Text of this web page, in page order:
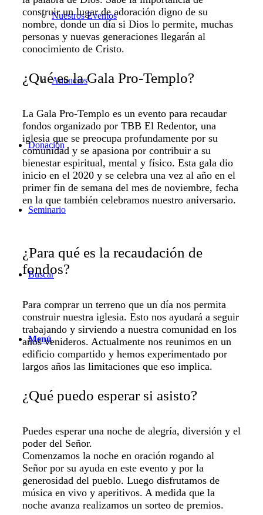
Nuestros Eventos
Anuncios
Donación
Seminario
Buscar
Menú
construir un lugar de adoración digno de su
nombre, donde un día si Dios lo permite, muchas
personas y nuevas generaciones llegarán al
conocimiento de Cristo.
¿Qué es la Gala Pro-Templo?
La Gala Pro-Templo es un evento para recaudar
fondos organizado por TBB El Redentor, una
iglesia que se preocupa profundamente por su
comunidad y se apasiona por contribuir a su
bienestar espiritual, mental y físico. Esta gala dio
inicio en el 2020 y se celebra una vez al año en el
primer fin de semana del mes de noviembre, fecha
en la que también celebramos nuestro aniversario.
¿Para qué es la recaudación de
fondos?
Para comprar un terreno que un día nos permita
construir nuestra iglesia. Esto nos ayudará a seguir
trabajando y sirviendo a nuestra comunidad en los
años venideros. Actualmente nos reunimos en un
edificio compartido y hemos experimentado por
largos años las limitaciones que eso implica.
¿Qué puedo esperar si asisto?
Puedes esperar una noche de alegría, diversión y el
poder del Señor.
Comenzamos la noche en oración rogando al
Señor por su ayuda en este evento y por la
generosidad del pueblo. Luego disfrutamos de
música en vivo y aperitivos. A medida que la
noche avanza realizamos un sorteo de premios.